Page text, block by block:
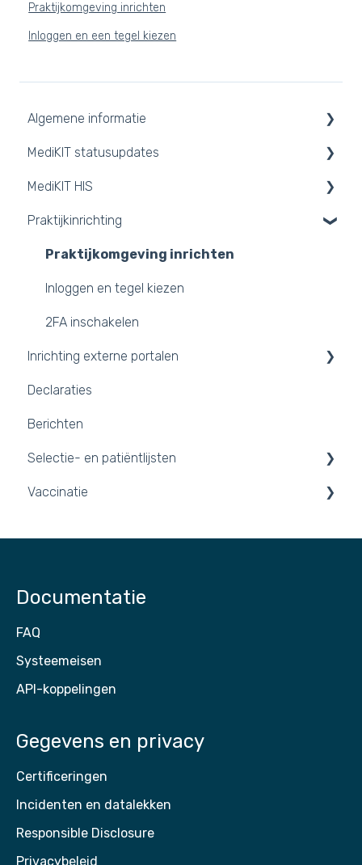
Algemene informatie
Contact
Systeemgebruik
FAQ
Trust Center
API-koppelingen
Releases
MediKIT statusupdates
Opgeloste incidenten
Aankondigingen
Nieuwsbrieven
MediKIT HIS
Agendavoering
Dossiervoering
Werklijst
Praktijkinrichting
Praktijkomgeving inrichten
Inloggen en tegel kiezen
2FA inschakelen
Inrichting externe portalen
Portalen
Integraties
Declaraties
Berichten
Selectie- en patiëntlijsten
Patiëntlijsten
Vaccinatie
Praktijkomgeving inrichten
Inloggen en een tegel kiezen
Documentatie
FAQ
Systeemeisen
API-koppelingen
Gegevens en privacy
Certificeringen
Incidenten en datalekken
Responsible Disclosure
Privacybeleid